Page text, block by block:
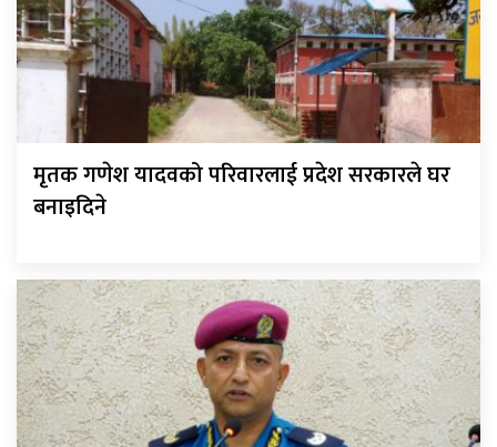
मृतक गणेश यादवको परिवारलाई प्रदेश सरकारले घर
बनाइदिने